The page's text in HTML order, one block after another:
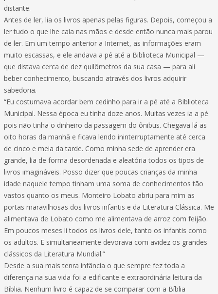
distante.
Antes de ler, lia os livros apenas pelas figuras. Depois, começou a
ler tudo o que lhe caía nas mãos e desde então nunca mais parou
de ler. Em um tempo anterior a Internet, as informações eram
muito escassas, e ele andava a pé até a Biblioteca Municipal —
que distava cerca de dez quilômetros da sua casa — para ali
beber conhecimento, buscando através dos livros adquirir
sabedoria.
“Eu costumava acordar bem cedinho para ir a pé até a Biblioteca
Municipal. Nessa época eu tinha doze anos. Muitas vezes ia a pé
pois não tinha o dinheiro da passagem do ônibus. Chegava lá as
oito horas da manhã e ficava lendo ininterruptamente até cerca
de cinco e meia da tarde. Como minha sede de aprender era
grande, lia de forma desordenada e aleatória todos os tipos de
livros imagináveis. Posso dizer que poucas crianças da minha
idade naquele tempo tinham uma soma de conhecimentos tão
vastos quanto os meus. Monteiro Lobato abriu para mim as
portas maravilhosas dos livros infantis e da Literatura Clássica. Me
alimentava de Lobato como me alimentava de arroz com feijão.
Em poucos meses li todos os livros dele, tanto os infantis como
os adultos. E simultaneamente devorava com avidez os grandes
clássicos da Literatura Mundial.”
Desde a sua mais tenra infância o que sempre fez toda a
diferença na sua vida foi a edificante e extraordinária leitura da
Bíblia. Nenhum livro é capaz de se comparar com a Bíblia